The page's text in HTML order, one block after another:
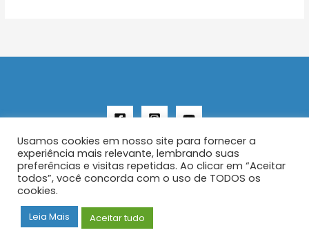
Copyright © 2026 AENFER
Construído por IurySan
Usamos cookies em nosso site para fornecer a
experiência mais relevante, lembrando suas
preferências e visitas repetidas. Ao clicar em “Aceitar
todos”, você concorda com o uso de TODOS os
cookies.
Leia Mais Aceitar tudo